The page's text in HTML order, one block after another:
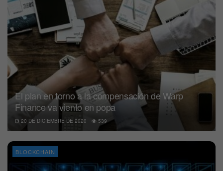
El plan en torno a la compensación de Warp
Finance va viento en popa
20 DE DICIEMBRE DE 2020 539
BLOCKCHAIN